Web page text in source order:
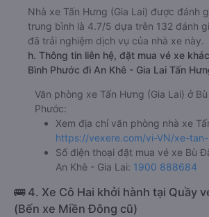
Nhà xe Tấn Hưng (Gia Lai) được đánh
trung bình là 4.7/5 dựa trên 132 đánh
đã trải nghiệm dịch vụ của nhà xe này.
h. Thông tin liên hệ, đặt mua vé xe
Bình Phước đi An Khê - Gia Lai Tấn
Văn phòng xe Tấn Hưng (Gia Lai) ở
Phước:
Xem địa chỉ văn phòng nhà xe
https://vexere.com/vi-VN/xe-
Số điện thoại đặt mua vé xe Bù
An Khê - Gia Lai: 1900 888684
🚌 4. Xe Cô Hai khởi hành tại Quầy
(Bến xe Miền Đông cũ)